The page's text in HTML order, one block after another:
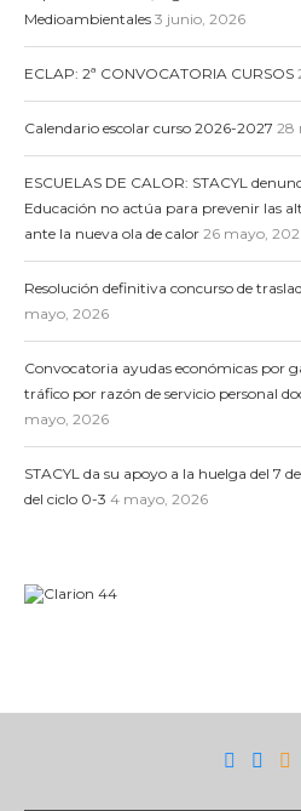
Medioambientales 3 junio, 2026
ECLAP: 2ª CONVOCATORIA CURSOS
Calendario escolar curso 2026-2027 28
ESCUELAS DE CALOR: STACYL
Educación no actúa para prevenir las
ante la nueva ola de calor 26 mayo,
Resolución definitiva concurso de
mayo, 2026
Convocatoria ayudas económicas por
tráfico por razón de servicio personal
mayo, 2026
STACYL da su apoyo a la huelga del 7
del ciclo 0-3 4 mayo, 2026